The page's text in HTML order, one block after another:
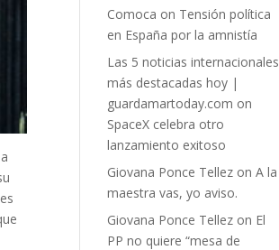
Comoca on Tensión política
en España por la amnistía
Las 5 noticias internacionales
más destacadas hoy |
guardamartoday.com on
SpaceX celebra otro
lanzamiento exitoso
Giovana Ponce Tellez onA la
maestra vas, yo aviso.
Giovana Ponce Tellez on El
PP no quiere “mesa de